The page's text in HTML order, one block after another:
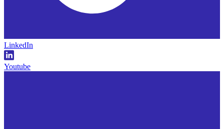
LinkedIn
Youtube